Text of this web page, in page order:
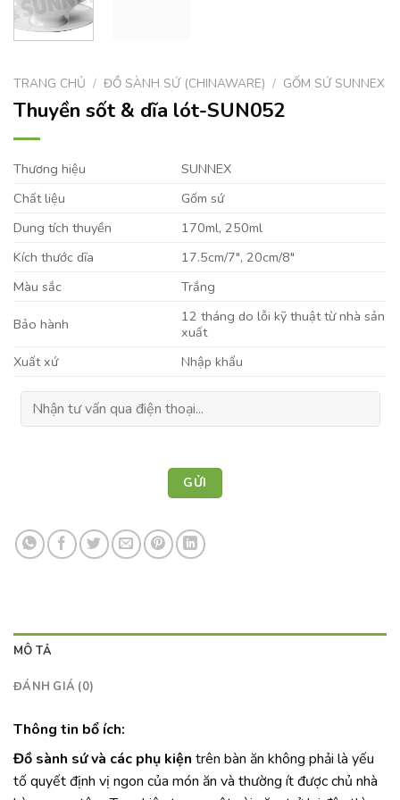
TRANG CHỦ / ĐỒ SÀNH SỨ (CHINAWARE) / GỐM SỨ SUNNEX
Thuyền sốt & dĩa lót-SUN052
Thương hiệu
SUNNEX
Chất liệu
Gốm sứ
Dung tích thuyền
170ml, 250ml
Kích thước dĩa
17.5cm/7″, 20cm/8″
Màu sắc
Trắng
Bảo hành
12 tháng do lỗi kỹ thuật từ nhà sản
xuất
Xuất xứ
Nhập khẩu
MÔ TẢ
ĐÁNH GIÁ (0)
Thông tin bổ ích:
Đồ sành sứ và các phụ kiện trên bàn ăn không phải là yếu
tố quyết định vị ngon của món ăn và thường ít được chủ nhà